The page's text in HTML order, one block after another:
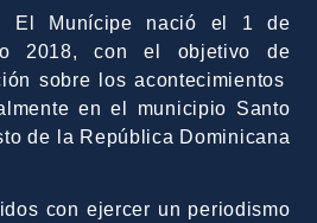
El Munícipe nació el 1 de
2018, con el objetivo de
sobre los acontecimientos
en el municipio Santo
de la República Dominicana
con ejercer un periodismo